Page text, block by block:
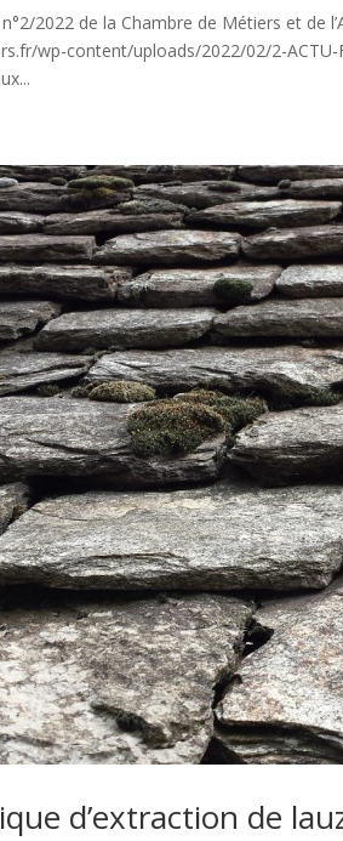
2022 de la Chambre de Métiers et de
wp-content/uploads/2022/02/2-ACTU-
d’extraction de